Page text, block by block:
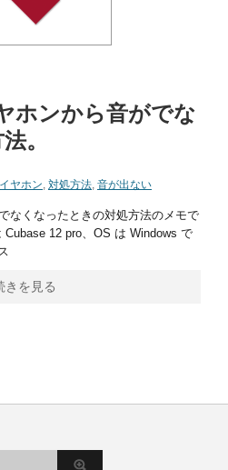
ホンから音がでな
。
イヤホン, 対処方法, 音が出ない
なくなったときの対処方法のメモで
12 pro、OS は Windows で
きを見る